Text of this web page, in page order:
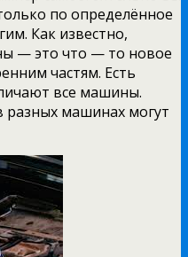
по определённое
Как известно,
— это что — то новое
частям. Есть
все машины.
машинах могут